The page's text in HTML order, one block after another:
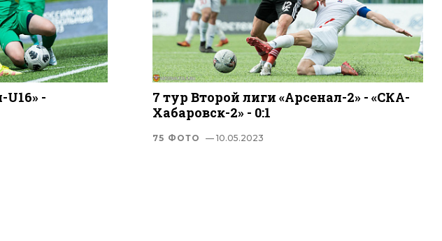
-
7 тур Второй лиги «Арсенал-2» - «СКА-
Хабаровск-2» - 0:1
75 ФОТО — 10.05.2023